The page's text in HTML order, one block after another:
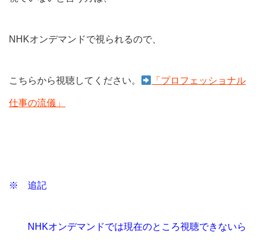
NHKオンデマンドで視られるので、
こちらから視聴してください。 「プロフェッショナル
仕事の流儀」
※ 追記
NHKオンデマンドでは現在のところ視聴できないら